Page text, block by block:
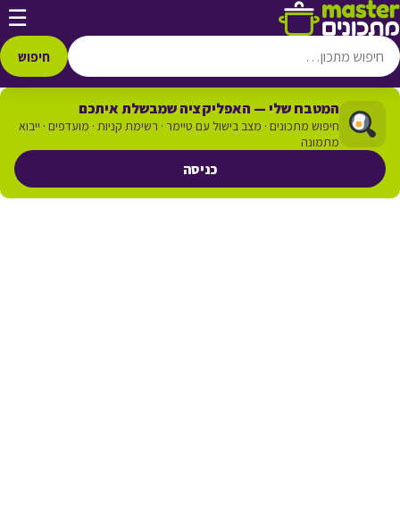
דלג לתוכן ☰
חיפוש
המטבח שלי — האפליקציה שמבשלת איתכם
חיפוש מתכונים · מצב בישול עם טיימר · רשימת קניות · מועדפים · ייבוא
מתמונה
כניסה